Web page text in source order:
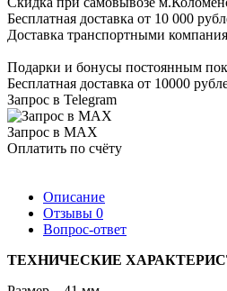
Бесплатная доставка от 10 000
Доставка транспортными
Подарки и бонусы постоянным
Бесплатная доставка от 10000
Запрос в Telegram
Запрос в MAX
Оплатить по счёту
Описание
Отзывы 0
Вопрос-ответ
ТЕХНИЧЕСКИЕ